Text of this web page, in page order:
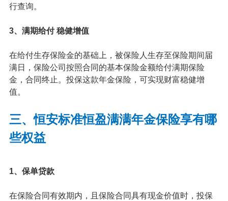
行查询。
3、满期给付 稳健增值
在给付生存保险金的基础上，被保险人生存至保险期间届
满日，保险公司按照合同的基本保险金额给付满期保险
金，合同终止。投保这款年金保险，可实现财富稳健增
值。
三、恒安标准恒盈满满年金保险享有哪
些权益
1、保单贷款
在保险合同有效期内，且保险合同具有现金价值时，投保